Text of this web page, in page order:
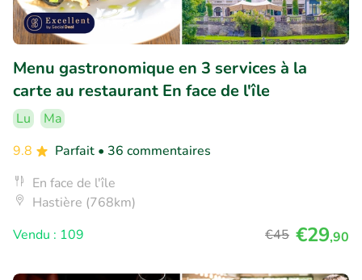
Menu gastronomique en 3 services à la
carte au restaurant En face de l'île
Lu
Ma
9.8
Parfait • 36 commentaires
En face de l'île
Hastière (768km)
Vendu : 109
€45 €29,90